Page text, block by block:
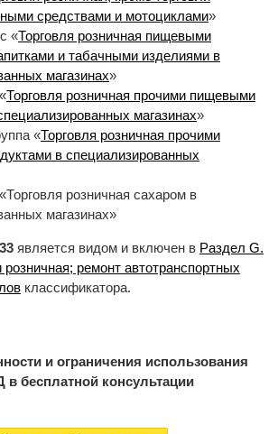
средствами и мотоциклами»
«Торговля розничная пищевыми
и табачными изделиями в
магазинах»
Торговля розничная прочими пищевыми
магазинах»
«Торговля розничная прочими
в специализированных
розничная сахаром в
магазинах»
является видом и включен в Раздел G.
розничная; ремонт автотранспортных
классификатора.
и ограничения использования
бесплатной консультации